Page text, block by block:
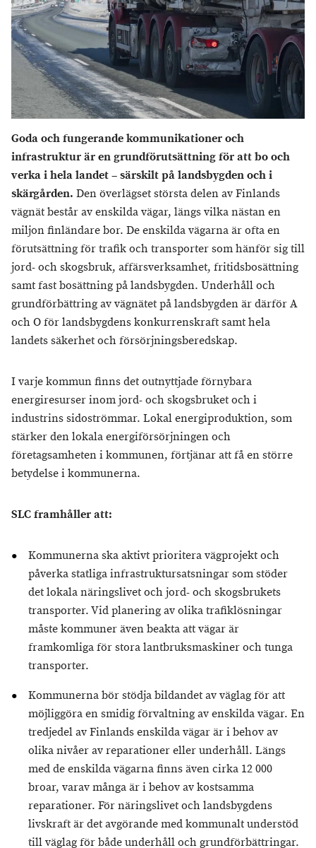
Goda och fungerande kommunikationer och
infrastruktur är en grundförutsättning för att bo och
verka i hela landet – särskilt på landsbygden och i
skärgården. Den överlägset största delen av Finlands
vägnät består av enskilda vägar, längs vilka nästan en
miljon finländare bor. De enskilda vägarna är ofta en
förutsättning för trafik och transporter som hänför sig till
jord- och skogsbruk, affärsverksamhet, fritidsbosättning
samt fast bosättning på landsbygden. Underhåll och
grundförbättring av vägnätet på landsbygden är därför A
och O för landsbygdens konkurrenskraft samt hela
landets säkerhet och försörjningsberedskap.
I varje kommun finns det outnyttjade förnybara
energiresurser inom jord- och skogsbruket och i
industrins sidoströmmar. Lokal energiproduktion, som
stärker den lokala energiförsörjningen och
företagsamheten i kommunen, förtjänar att få en större
betydelse i kommunerna.
SLC framhåller att:
Kommunerna ska aktivt prioritera vägprojekt och
påverka statliga infrastruktursatsningar som stöder
det lokala näringslivet och jord- och skogsbrukets
transporter. Vid planering av olika trafiklösningar
måste kommuner även beakta att vägar är
framkomliga för stora lantbruksmaskiner och tunga
transporter.
Kommunerna bör stödja bildandet av väglag för att
möjliggöra en smidig förvaltning av enskilda vägar. En
tredjedel av Finlands enskilda vägar är i behov av
olika nivåer av reparationer eller underhåll. Längs
med de enskilda vägarna finns även cirka 12 000
broar, varav många är i behov av kostsamma
reparationer. För näringslivet och landsbygdens
livskraft är det avgörande med kommunalt understöd
till väglag för både underhåll och grundförbättringar.